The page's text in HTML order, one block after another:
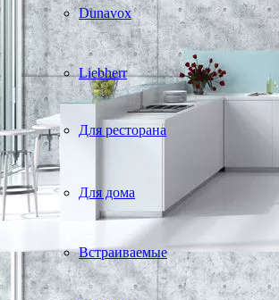
Dunavox
Liebherr
Для ресторана
Для дома
Встраиваемые